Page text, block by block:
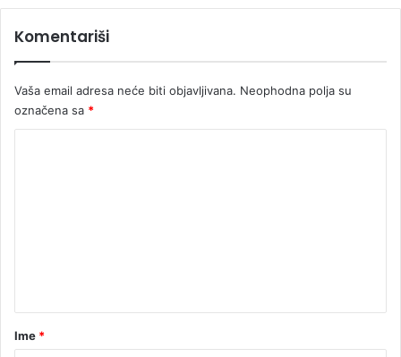
Komentariši
Vaša email adresa neće biti objavljivana. Neophodna polja su
označena sa *
rIme *